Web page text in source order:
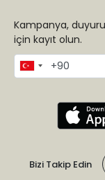
Kampanya,
için kayıt olun.
Bizi Takip Edin